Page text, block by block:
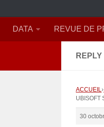
DATA REVUE DE
ACCUEIL›
UBISOFT
30